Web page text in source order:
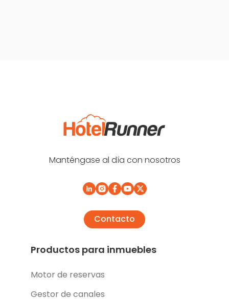
Manténgase al día con nosotros
Contacto
Productos para inmuebles
Motor de reservas
Gestor de canales